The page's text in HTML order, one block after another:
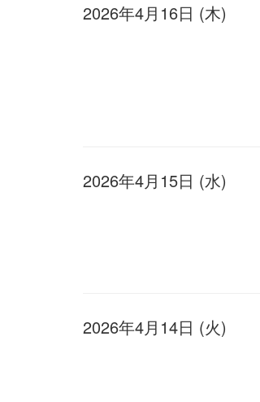
2026年4月16日 (木)
2026年4月15日 (水)
2026年4月14日 (火)